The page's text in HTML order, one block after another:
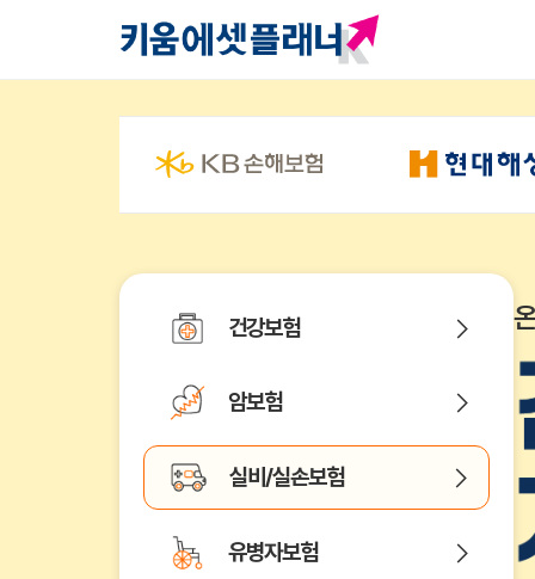
건강보험
암보험
실비/실손보험
유병자보험